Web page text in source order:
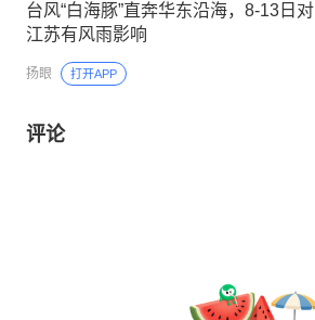
台风“白海豚”直奔华东沿海，8-13日对
江苏有风雨影响
扬眼 打开APP
评论